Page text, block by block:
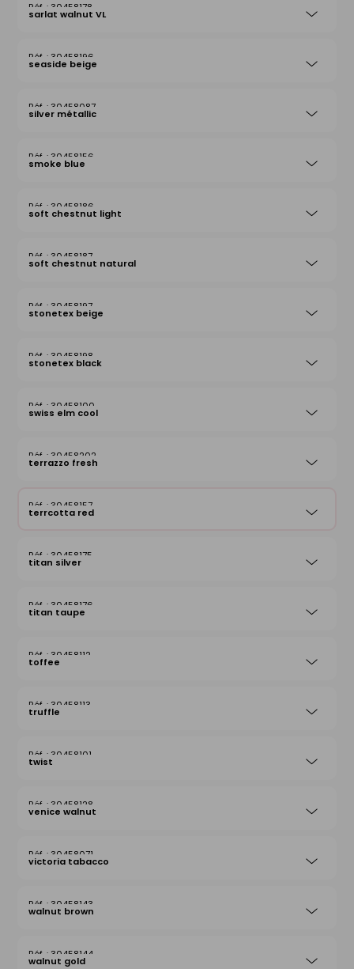
30458178
sarlat walnut VL
30458196
seaside beige
30458087
silver métallic
30458156
smoke blue
30458186
soft chestnut light
30458187
soft chestnut natural
30458197
stonetex beige
30458198
stonetex black
30458100
swiss elm cool
30458202
terrazzo fresh
30458157
terrcotta red
30458175
titan silver
30458176
titan taupe
30458112
toffee
30458113
truffle
30458101
twist
30458128
venice walnut
30458071
victoria tabacco
30458143
walnut brown
30458144
walnut gold